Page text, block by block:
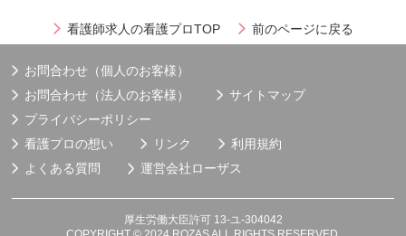
看護師求人の看護プロTOP 前のページに戻る
お問合わせ（個人のお客様）
お問合わせ（法人のお客様）
サイトマップ
プライバシーポリシー
看護プロの想い
リンク
利用規約
よくある質問
運営会社ローザス
厚生労働大臣許可 13-ユ-304042